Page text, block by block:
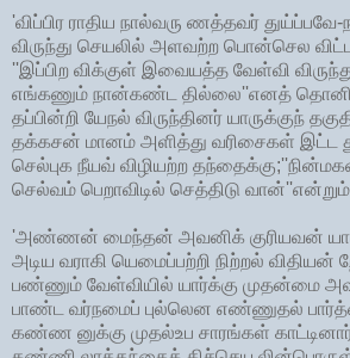
'விப்பிர ராதிய நால்வரு ணத்தவர் துய்ப்பவே-
விருந்து செயலில் அளவற்ற பொன்செல
''இப்பிற விக்குள் இவையத்த வேள்வி
எங்கணும் நான்கண்ட தில்லை''எனத் தொனி
தப்பின்றி யேநல் விருந்தினர் யாருக்குந்
தக்கசன் மானம் அளித்து வரிசைகள் இட்ட
செல்புக நீயவ் விழியற்ற
செல்வம் பெறாவிடில் செத்திடு
'அண்ணன் மைந்தன் அவனிக் குரியவன்
அடிய வராகி யெமைப்பற்றி நிற்றல் விதியன்
பண்ணும் வேள்வியில் யார்க்கு முதன்மை
பாண்ட வர்நமைப் புல்லென எண்ணுதல்
கண்ண னுக்கு முதல்உப சாரங்கள்